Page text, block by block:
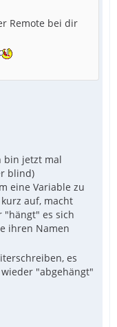
Remote bei dir
bin jetzt mal
blind)
eine Variable zu
auf, macht
"hängt" es sich
ihren Namen
es
"abgehängt"